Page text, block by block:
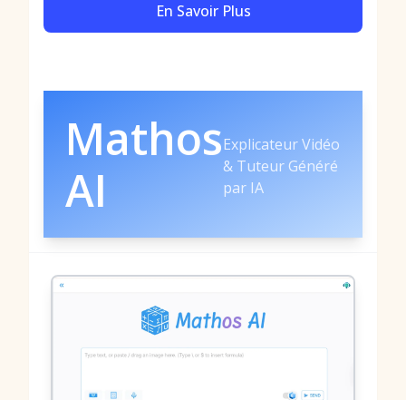
En Savoir Plus
Mathos
AI
Explicateur Vidéo
& Tuteur Généré
par IA